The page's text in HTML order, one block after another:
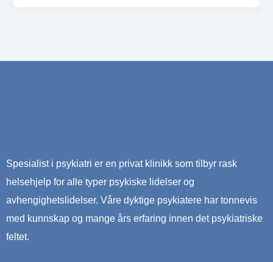
Spesialist i psykiatri er en privat klinikk som tilbyr rask
helsehjelp for alle typer psykiske lidelser og
avhengighetslidelser. Våre dyktige psykiatere har tonnevis
med kunnskap og mange års erfaring innen det psykiatriske
feltet.